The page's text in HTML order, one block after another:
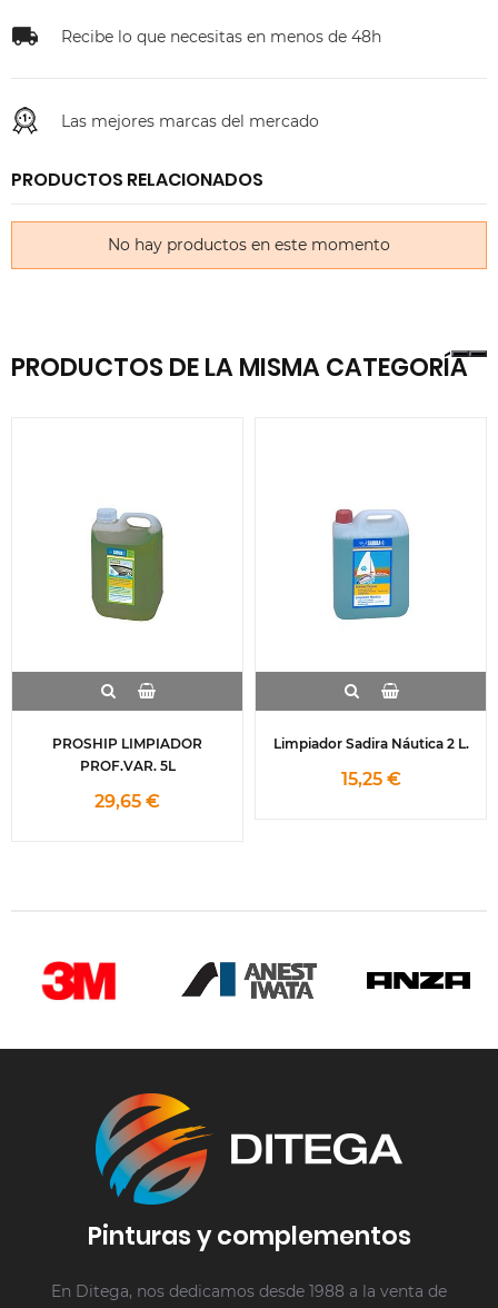
Recibe lo que necesitas en menos de 48h
Las mejores marcas del mercado
PRODUCTOS RELACIONADOS
No hay productos en este momento
PRODUCTOS DE LA MISMA CATEGORÍA
PROSHIP LIMPIADOR
PROF.VAR. 5L
29,65 €
Limpiador Sadira Náutica 2 L.
15,25 €
Pinturas y complementos
En Ditega, nos dedicamos desde 1988 a la venta de